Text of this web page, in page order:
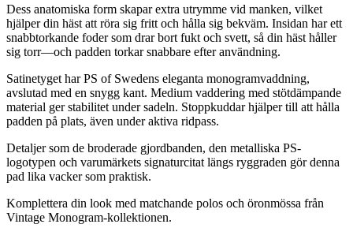
Dess anatomiska form skapar extra utrymme vid manken, vilket
hjälper din häst att röra sig fritt och hålla sig bekväm. Insidan har ett
snabbtorkande foder som drar bort fukt och svett, så din häst håller
sig torr—och padden torkar snabbare efter användning.
Satinetyget har PS of Swedens eleganta monogramvaddning,
avslutad med en snygg kant. Medium vaddering med stötdämpande
material ger stabilitet under sadeln. Stoppkuddar hjälper till att hålla
padden på plats, även under aktiva ridpass.
Detaljer som de broderade gjordbanden, den metalliska PS-
logotypen och varumärkets signaturcitat längs ryggraden gör denna
pad lika vacker som praktisk.
Komplettera din look med matchande polos och öronmössa från
Vintage Monogram-kollektionen.